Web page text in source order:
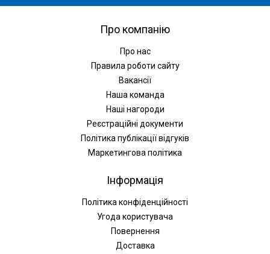
Про компанію
Про нас
Правила роботи сайту
Вакансії
Наша команда
Наші нагороди
Реєстраційні документи
Політика публікації відгуків
Маркетингова політика
Інформація
Політика конфіденційності
Угода користувача
Повернення
Доставка